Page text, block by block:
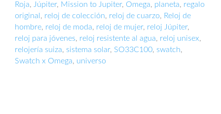
Roja, Júpiter, Mission to Jupiter, Omega, planeta, regalo
original , reloj de colección, reloj de cuarzo, Reloj de
hombre, reloj de moda, reloj de mujer, reloj Júpiter,
reloj para jóvenes, reloj resistente al agua, reloj unisex,
relojería suiza, sistema solar, SO33C100, swatch,
Swatch x Omega, universo